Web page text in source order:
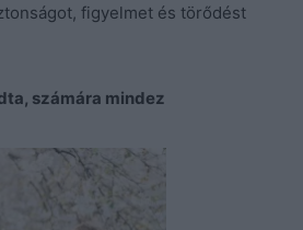
figyelmet és törődést
számára mindez